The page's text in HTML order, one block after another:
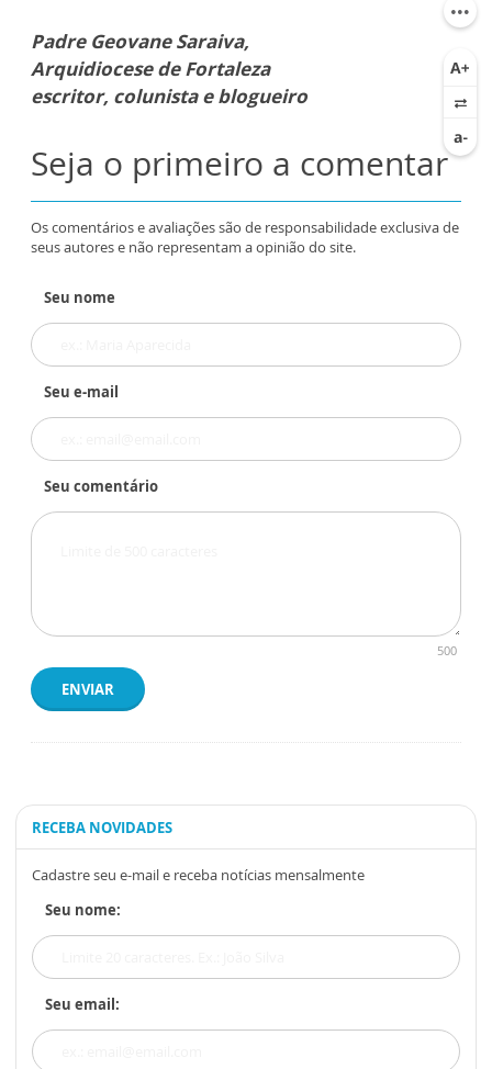
Padre Geovane Saraiva,
Arquidiocese de Fortaleza
escritor, colunista e blogueiro
Seja o primeiro a comentar
Os comentários e avaliações são de responsabilidade exclusiva de
seus autores e não representam a opinião do site.
Seu nome
Seu e-mail
Seu comentário
500
ENVIAR
RECEBA NOVIDADES
Cadastre seu e-mail e receba notícias mensalmente
Seu nome:
Seu email: